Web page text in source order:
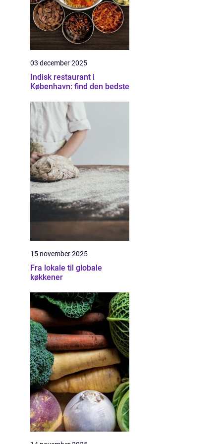
03 december 2025
Indisk restaurant i
København: find den bedste
15 november 2025
Fra lokale til globale
køkkener